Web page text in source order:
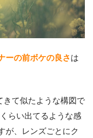
ーの前ボケの良さは
きて似たような構図で
らい出てるような感
が、レンズごとにク